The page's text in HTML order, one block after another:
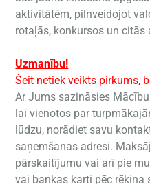
aktivitātēm, pilnveidojot
rotaļās, konkursos un citās
Uzmanību!
Šeit netiek veikts pirkums,
Ar Jums sazināsies
lai vienotos par
lūdzu, norādiet savu
saņemšanas adresi.
pārskaitījumu vai arī pie
vai bankas karti pēc rēķina